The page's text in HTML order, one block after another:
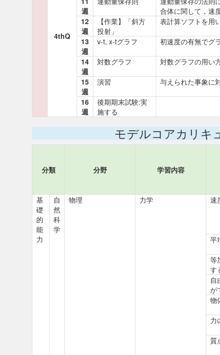
4thQ
週
合体に関して，速
12
週
【作業】「斜方
投射」
表計算ソフトを用
13
週
v-t, x-tグラフ 初速度の有無でグ
14
週
対数グラフ 対数グラフの用い
15
週
演習 与えられた事象に
16
週
後期期末試験:実
施する
モデルコアカリキ
分類 分野 学習内容
基
礎
的
能
力
自
然
科
学
物理 力学 速
平
等
す
自
が
物
力
質